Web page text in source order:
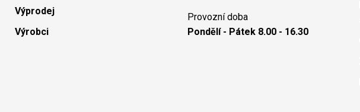
Výprodej
Výrobci
Provozní doba
Pondělí - Pátek 8.00 - 16.30